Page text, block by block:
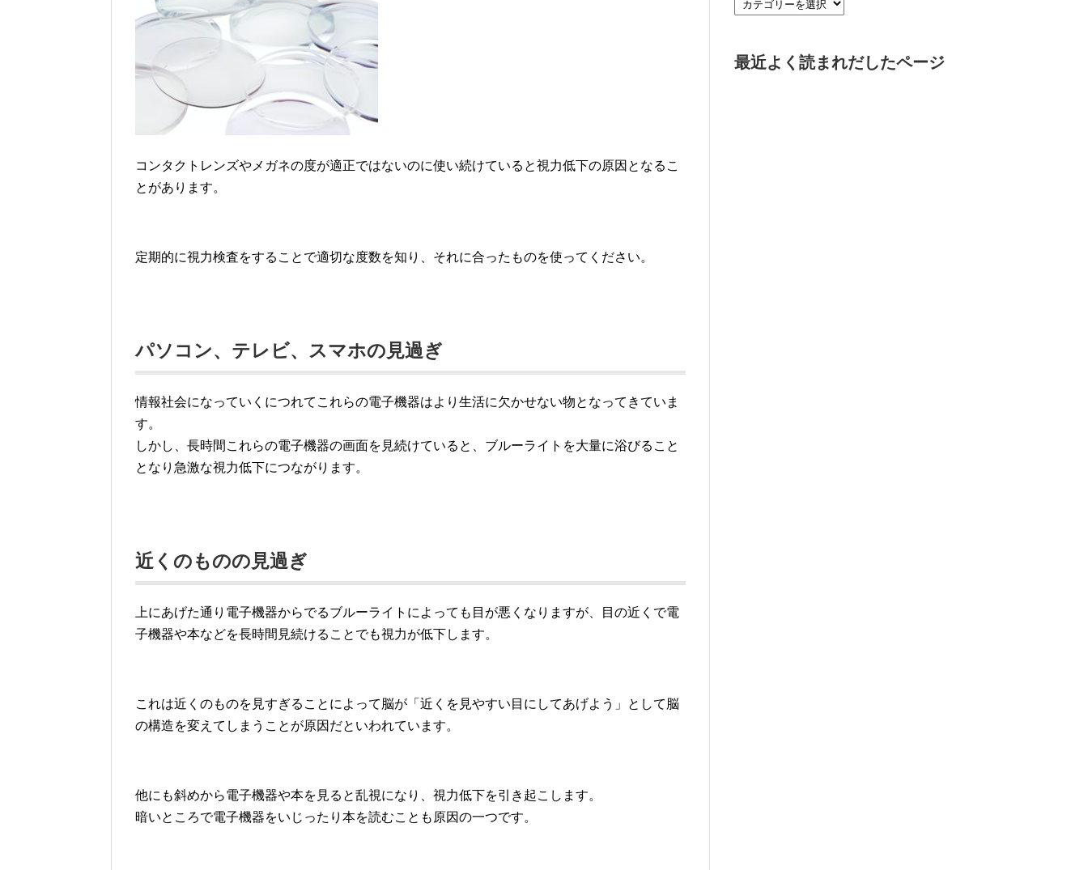
コンタクトレンズやメガネの度が適正ではないのに使い続けていると視力低下の原因となるこ
とがあります。
定期的に視力検査をすることで適切な度数を知り、それに合ったものを使ってください。
パソコン、テレビ、スマホの見過ぎ
情報社会になっていくにつれてこれらの電子機器はより生活に欠かせない物となってきていま
す。
しかし、長時間これらの電子機器の画面を見続けていると、ブルーライトを大量に浴びること
となり急激な視力低下につながります。
近くのものの見過ぎ
上にあげた通り電子機器からでるブルーライトによっても目が悪くなりますが、目の近くで電
子機器や本などを長時間見続けることでも視力が低下します。
これは近くのものを見すぎることによって脳が「近くを見やすい目にしてあげよう」として脳
の構造を変えてしまうことが原因だといわれています。
他にも斜めから電子機器や本を見ると乱視になり、視力低下を引き起こします。
暗いところで電子機器をいじったり本を読むことも原因の一つです。
最近よく読まれだしたページ